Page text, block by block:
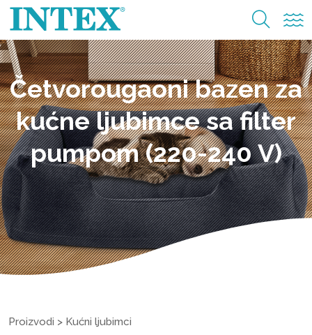
Četvorougaoni bazen za
kućne ljubimce sa filter
pumpom (220-240 V)
Proizvodi > Kućni ljubimci